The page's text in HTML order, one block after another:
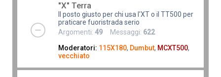
"X" Terra
Il posto giusto per chi usa l'XT o il TT500 per
praticare fuoristrada serio
Argomenti: 49 Messaggi: 622
Moderatori: 115X180, Dumbut, MCXT500,
vecchiato